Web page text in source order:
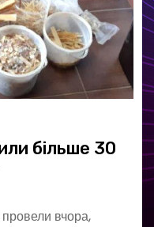
більше 30
вчора,